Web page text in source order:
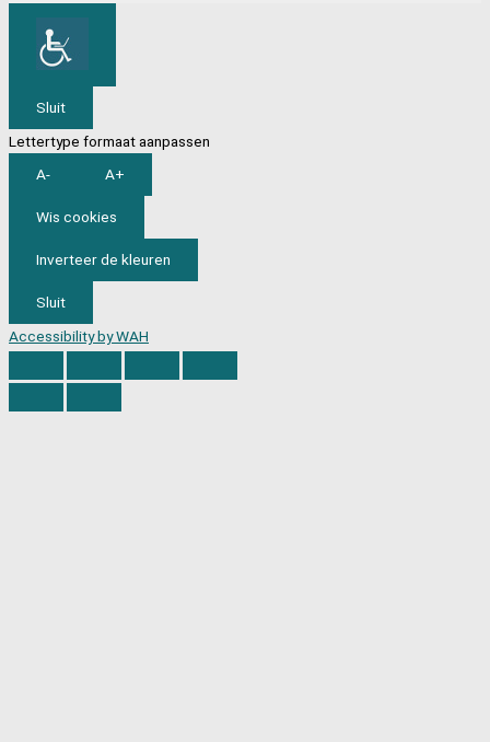
Sluit
Lettertype formaat aanpassen
A-
A+
Wis cookies
Inverteer de kleuren
Sluit
Accessibility by WAH